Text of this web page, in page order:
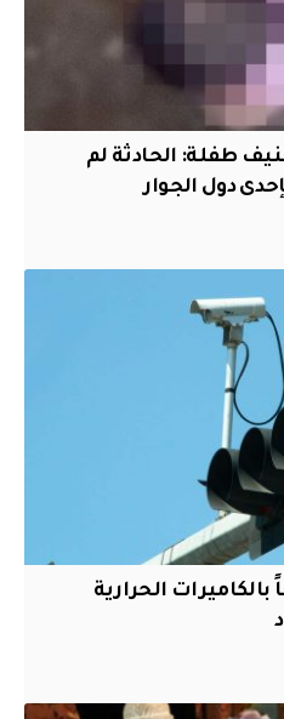
طفلة: الحادثة لم
دول الجوار
50 تقاطعاً بالكاميرات الحرارية